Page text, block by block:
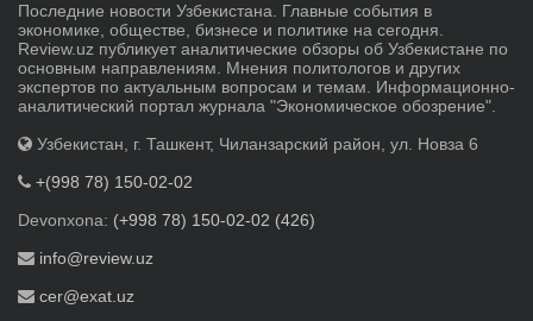
Последние новости Узбекистана. Главные события в
экономике, обществе, бизнесе и политике на сегодня.
Review.uz публикует аналитические обзоры об Узбекистане по
основным направлениям. Мнения политологов и других
экспертов по актуальным вопросам и темам. Информационно-
аналитический портал журнала "Экономическое обозрение".
Узбекистан, г. Ташкент, Чиланзарский район, ул. Новза 6
+(998 78) 150-02-02
Devonxona: (+998 78) 150-02-02 (426)
info@review.uz
cer@exat.uz